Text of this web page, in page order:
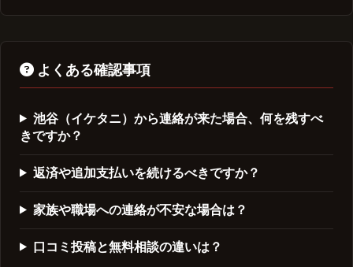
よくある確認事項
池谷（イケタニ）から連絡が来た場合、何を残すべ
きですか？
返済や追加支払いを続けるべきですか？
家族や職場への連絡が不安な場合は？
口コミ投稿と無料相談の違いは？